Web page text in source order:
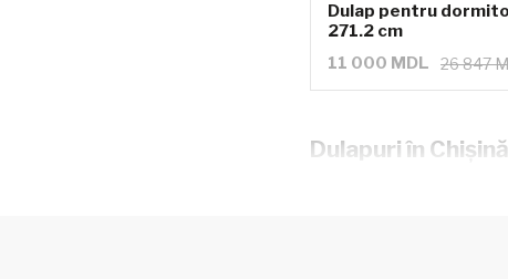
Dulapuri în
Dulap pentru
271.2 cm
26 847
11 000 MDL